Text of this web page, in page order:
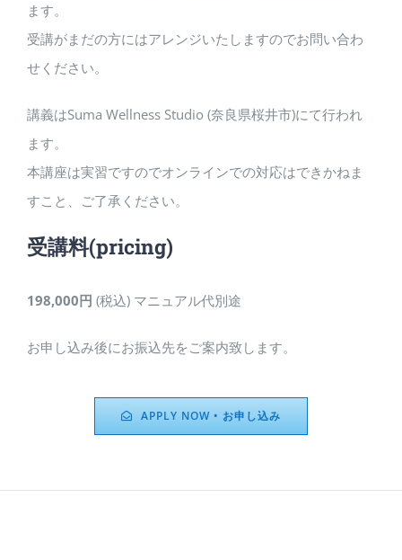
ます。
受講がまだの方にはアレンジいたしますのでお問い合わ
せください。
講義はSuma Wellness Studio (奈良県桜井市)にて行われ
ます。
本講座は実習ですのでオンラインでの対応はできかねま
すこと、ご了承ください。
受講料(pricing)
198,000円 (税込) マニュアル代別途
お申し込み後にお振込先をご案内致します。
APPLY NOW • お申し込み